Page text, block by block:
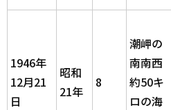
1946年
12月21
日
昭和
21年
8
潮岬の
南南西
約50キ
ロの海